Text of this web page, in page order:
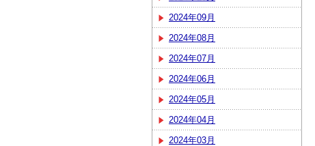
2024年09月
2024年08月
2024年07月
2024年06月
2024年05月
2024年04月
2024年03月